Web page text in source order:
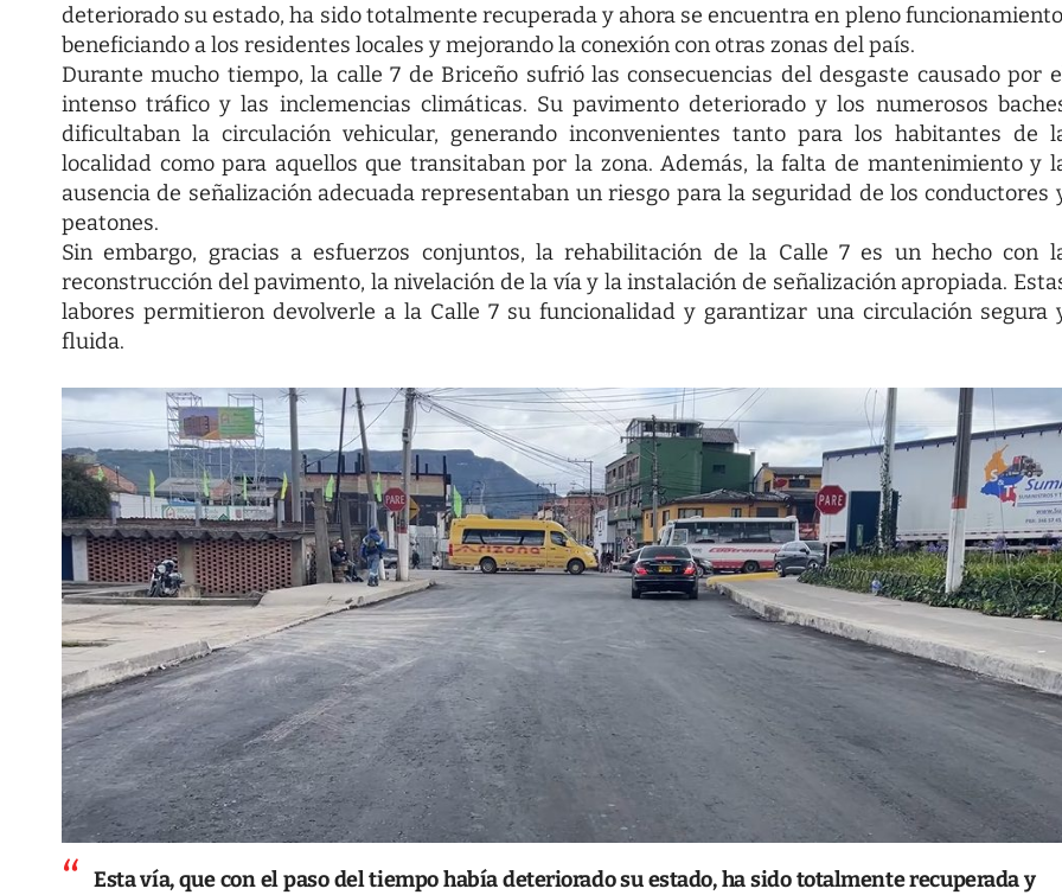
deteriorado su estado, ha sido totalmente recuperada y ahora se encuentra en pleno
beneficiando a los residentes locales y mejorando la conexión con otras zonas del país.
Durante mucho tiempo, la calle 7 de Briceño sufrió las consecuencias del desgaste causado por
intenso tráfico y las inclemencias climáticas. Su pavimento deteriorado y los numerosos
dificultaban la circulación vehicular, generando inconvenientes tanto para los habitantes de
localidad como para aquellos que transitaban por la zona. Además, la falta de mantenimiento y
ausencia de señalización adecuada representaban un riesgo para la seguridad de los conductores
peatones.
Sin embargo, gracias a esfuerzos conjuntos, la rehabilitación de la Calle 7 es un hecho con
reconstrucción del pavimento, la nivelación de la vía y la instalación de señalización apropiada.
labores permitieron devolverle a la Calle 7 su funcionalidad y garantizar una circulación segura
fluida.
Esta vía, que con el paso del tiempo había deteriorado su estado, ha sido totalmente recuperada y